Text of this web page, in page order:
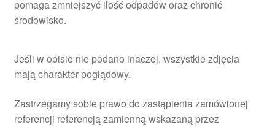
pomaga zmniejszyć ilość odpadów oraz chronić
środowisko.
Jeśli w opisie nie podano inaczej, wszystkie zdjęcia
mają charakter poglądowy.
Zastrzegamy sobie prawo do zastąpienia zamówionej
referencji referencją zamienną wskazaną przez